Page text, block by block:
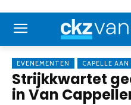
EVENEMENTEN CAPELLE AAN
Strijkkwartet
in Van